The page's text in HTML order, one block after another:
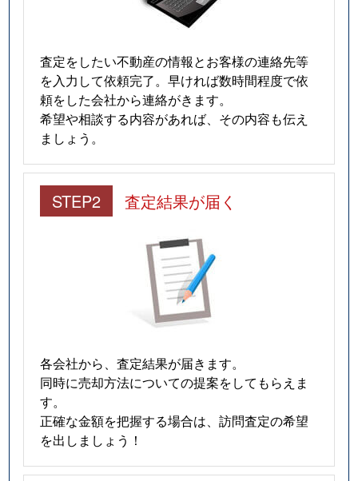
査定をしたい不動産の情報とお客様の連絡先等
を入力して依頼完了。早ければ数時間程度で依
頼をした会社から連絡がきます。
希望や相談する内容があれば、その内容も伝え
ましょう。
STEP2 査定結果が届く
各会社から、査定結果が届きます。
同時に売却方法についての提案をしてもらえま
す。
正確な金額を把握する場合は、訪問査定の希望
を出しましょう！